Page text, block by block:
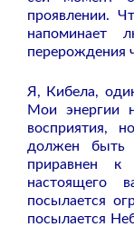
проявлении.
напоминает
перерождения
Я, Кибела,
Мои энергии
восприятия,
должен быть
приравнен к
настоящего
посылается
посылается